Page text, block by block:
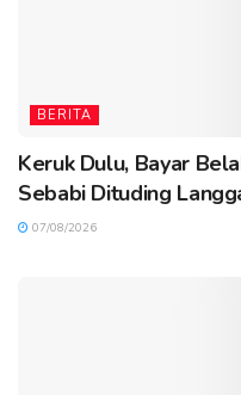
BERITA
Keruk Dulu, Bayar
Sebabi Dituding
07/08/2026